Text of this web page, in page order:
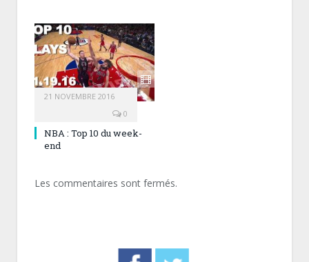
21 NOVEMBRE 2016
0
NBA : Top 10 du week-
end
Les commentaires sont fermés.